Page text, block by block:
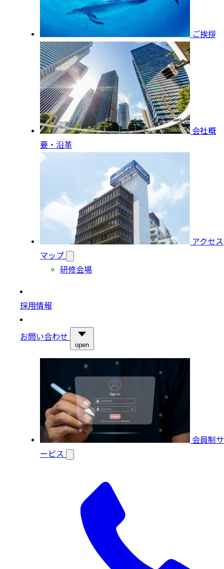
ご挨拶
会社概
要・沿革
アクセス
マップ
研修会場
採用情報
お問い合わせ
open
会員制サ
ービス